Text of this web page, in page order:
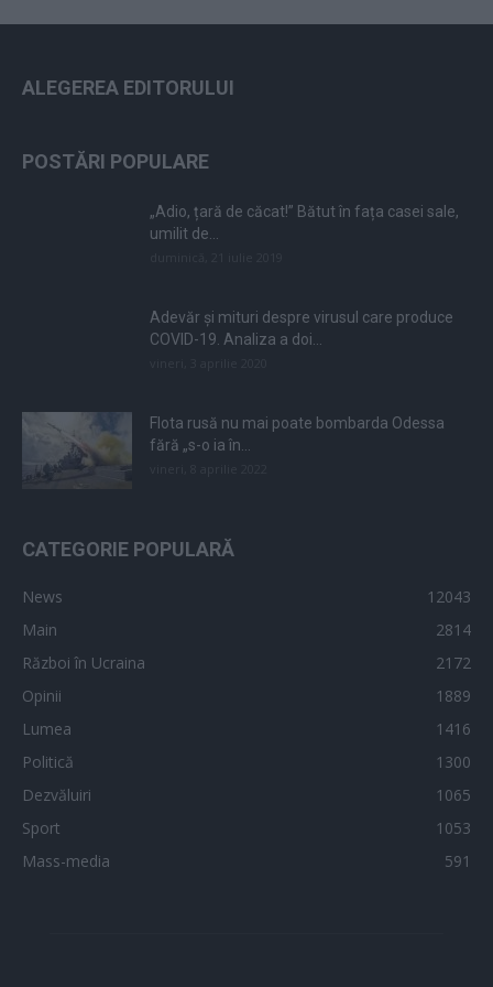
ALEGEREA EDITORULUI
POSTĂRI POPULARE
„Adio, țară de căcat!” Bătut în fața casei sale,
umilit de...
Adevăr și mituri despre virusul care produce
COVID-19. Analiza a doi...
Flota rusă nu mai poate bombarda Odessa
fără „s-o ia în...
CATEGORIE POPULARĂ
News
12043
Main
2814
Război în Ucraina
2172
Opinii
1889
Lumea
1416
Politică
1300
Dezvăluiri
1065
Sport
1053
Mass-media
591